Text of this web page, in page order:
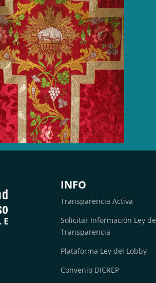
INFO
Transparencia Activa
Solicitar Información Ley de
Transparencia
Plataforma Ley del Lobby
Convenio DICREP